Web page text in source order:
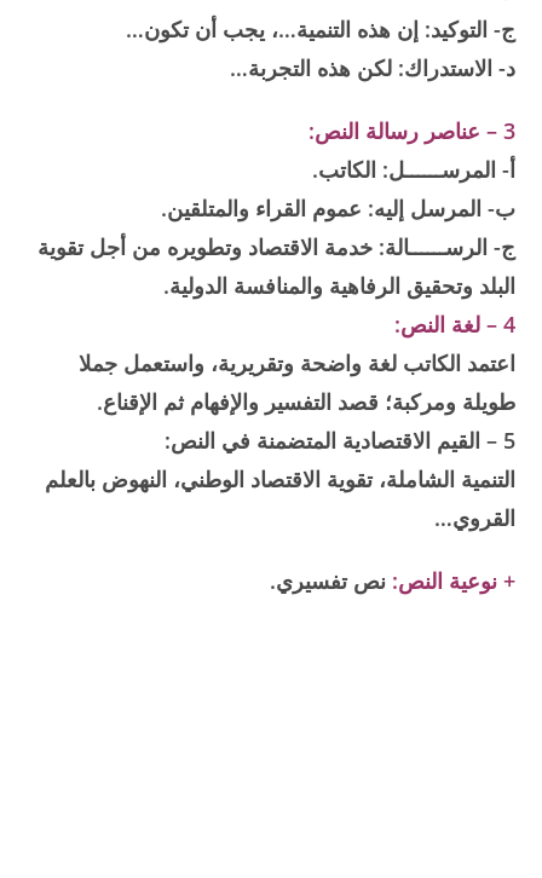
ج- التوكيد: إن هذه التنمية…، يجب أن تكون…
د- الاستدراك: لكن هذه التجربة…
3 – عناصر رسالة النص:
أ- المرســــــل: الكاتب.
ب- المرسل إليه: عموم القراء والمتلقين.
ج- الرســــــالة: خدمة الاقتصاد وتطويره من أجل تقوية
البلد وتحقيق الرفاهية والمنافسة الدولية.
4 – لغة النص:
اعتمد الكاتب لغة واضحة وتقريرية، واستعمل جملا
طويلة ومركبة؛ قصد التفسير والإفهام ثم الإقناع.
5 – القيم الاقتصادية المتضمنة في النص:
التنمية الشاملة، تقوية الاقتصاد الوطني، النهوض بالعلم
القروي…
+ نوعية النص: نص تفسيري.